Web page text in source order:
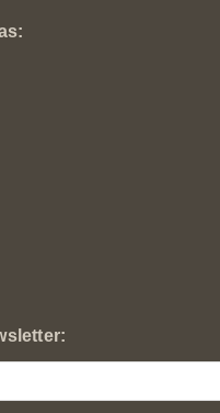
kožnih moto